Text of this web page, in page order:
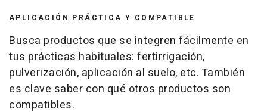
APLICACIÓN PRÁCTICA Y COMPATIBLE
Busca productos que se integren fácilmente en
tus prácticas habituales: fertirrigación,
pulverización, aplicación al suelo, etc. También
es clave saber con qué otros productos son
compatibles.